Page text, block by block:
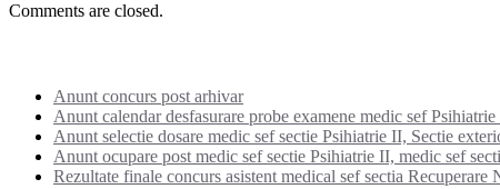
Comments are closed.
Anunt concurs post arhivar
Anunt calendar desfasurare probe examene medic sef
Anunt selectie dosare medic sef sectie Psihiatrie II, Sectie
Anunt ocupare post medic sef sectie Psihiatrie II, medic sef
Rezultate finale concurs asistent medical sef sectia